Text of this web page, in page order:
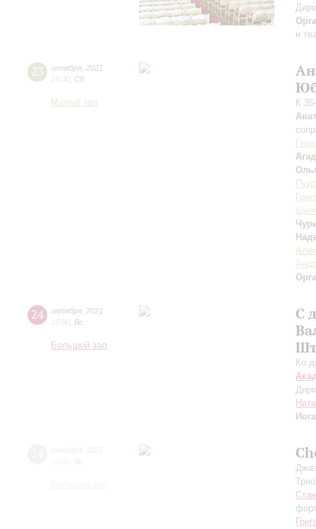
и
23 октября 2021
19:00 Сб
Малый зал
К
24 октября 2021
15:00 Вс
Большой зал
С
Ко